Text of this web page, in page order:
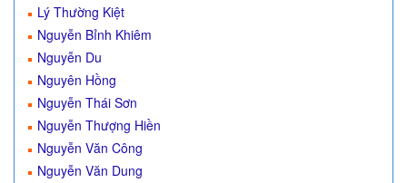
Lý Thường Kiệt
Nguyễn Bỉnh Khiêm
Nguyễn Du
Nguyên Hồng
Nguyễn Thái Sơn
Nguyễn Thượng Hiền
Nguyễn Văn Công
Nguyễn Văn Dung